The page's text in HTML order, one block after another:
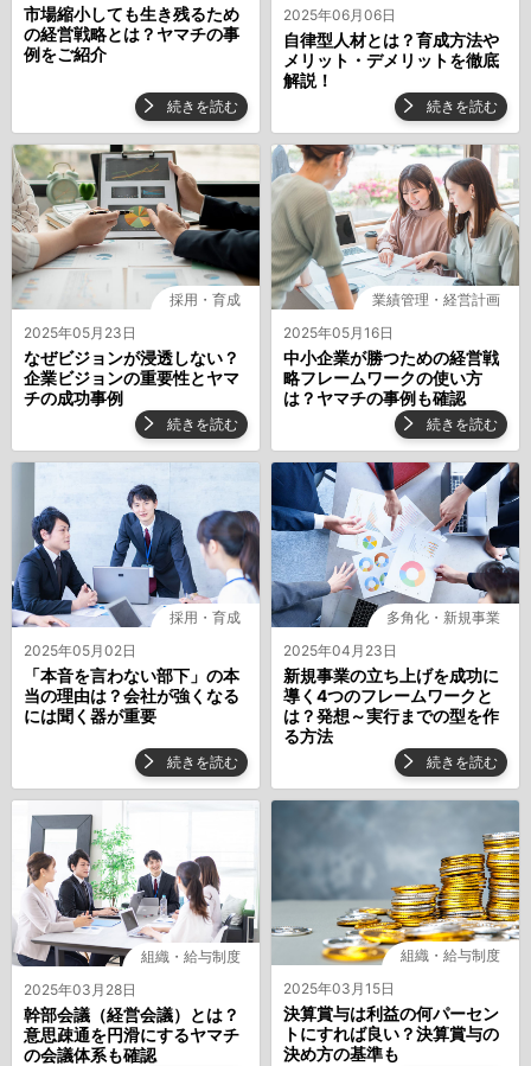
市場縮⼩しても⽣き残るため
の経営戦略とは？ヤマチの事
例をご紹介
続きを読む
2025年06月06日
自律型人材とは？育成方法や
メリット・デメリットを徹底
解説！
続きを読む
2025年05月23日
採用・育成
なぜビジョンが浸透しない？
企業ビジョンの重要性とヤマ
チの成功事例
続きを読む
2025年05月16日
業績管理・経営計画
中小企業が勝つための経営戦
略フレームワークの使い方
は？ヤマチの事例も確認
続きを読む
2025年05月02日
採用・育成
「本音を言わない部下」の本
当の理由は？会社が強くなる
には聞く器が重要
続きを読む
2025年04月23日
多角化・新規事業
新規事業の立ち上げを成功に
導く4つのフレームワークと
は？発想～実行までの型を作
る方法
続きを読む
2025年03月28日
組織・給与制度
幹部会議（経営会議）とは？
意思疎通を円滑にするヤマチ
の会議体系も確認
2025年03月15日
組織・給与制度
決算賞与は利益の何パーセン
トにすれば良い？決算賞与の
決め方の基準も